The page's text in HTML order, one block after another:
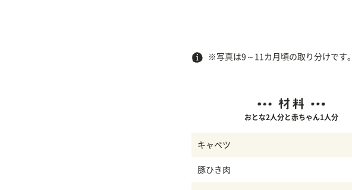
※写真は9～11カ月頃の取り分けです。
おとな2人分と赤ちゃん1人分
キャベツ
豚ひき肉